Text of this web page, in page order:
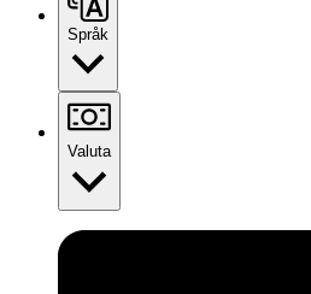
Språk
Valuta